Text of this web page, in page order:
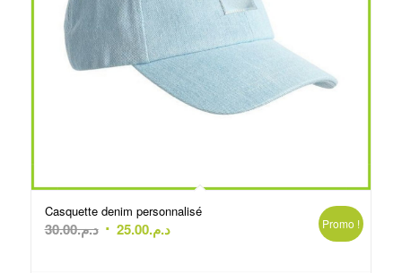
Casquette denim personnalisé
د.م.30.00
Le
د.م.25.00
Le
Promo !